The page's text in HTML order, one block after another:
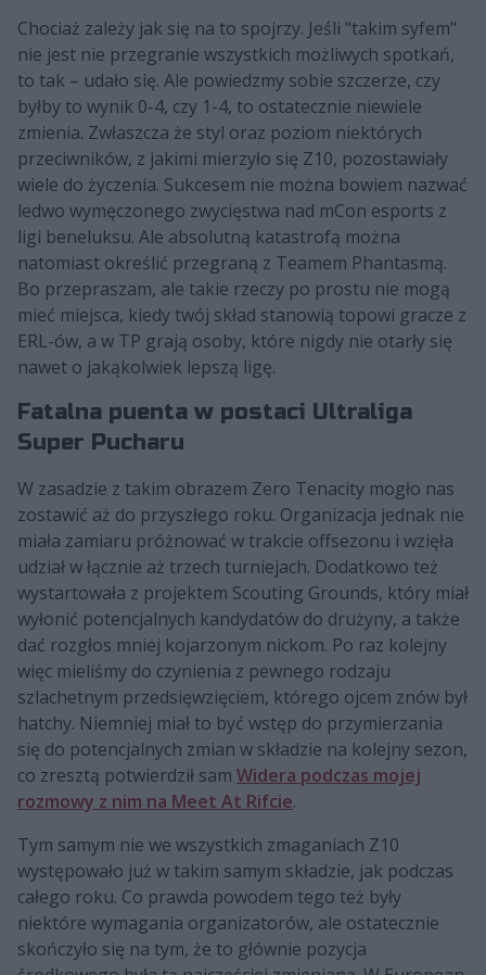
Chociaż zależy jak się na to spojrzy. Jeśli "takim syfem"
nie jest nie przegranie wszystkich możliwych spotkań,
to tak – udało się. Ale powiedzmy sobie szczerze, czy
byłby to wynik 0-4, czy 1-4, to ostatecznie niewiele
zmienia. Zwłaszcza że styl oraz poziom niektórych
przeciwników, z jakimi mierzyło się Z10, pozostawiały
wiele do życzenia. Sukcesem nie można bowiem nazwać
ledwo wymęczonego zwycięstwa nad mCon esports z
ligi beneluksu. Ale absolutną katastrofą można
natomiast określić przegraną z Teamem Phantasmą.
Bo przepraszam, ale takie rzeczy po prostu nie mogą
mieć miejsca, kiedy twój skład stanowią topowi gracze z
ERL-ów, a w TP grają osoby, które nigdy nie otarły się
nawet o jakąkolwiek lepszą ligę.
Fatalna puenta w postaci Ultraliga
Super Pucharu
W zasadzie z takim obrazem Zero Tenacity mogło nas
zostawić aż do przyszłego roku. Organizacja jednak nie
miała zamiaru próżnować w trakcie offsezonu i wzięła
udział w łącznie aż trzech turniejach. Dodatkowo też
wystartowała z projektem Scouting Grounds, który miał
wyłonić potencjalnych kandydatów do drużyny, a także
dać rozgłos mniej kojarzonym nickom. Po raz kolejny
więc mieliśmy do czynienia z pewnego rodzaju
szlachetnym przedsięwzięciem, którego ojcem znów był
hatchy. Niemniej miał to być wstęp do przymierzania
się do potencjalnych zmian w składzie na kolejny sezon,
co zresztą potwierdził sam Widera podczas mojej
rozmowy z nim na Meet At Rifcie.
Tym samym nie we wszystkich zmaganiach Z10
występowało już w takim samym składzie, jak podczas
całego roku. Co prawda powodem tego też były
niektóre wymagania organizatorów, ale ostatecznie
skończyło się na tym, że to głównie pozycja